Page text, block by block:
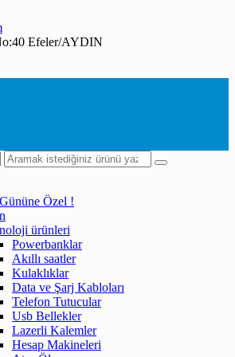
Efeler/AYDIN
Özel !
ürünleri
Powerbanklar
Akıllı saatler
Kulaklıklar
Data ve Şarj Kabloları
Telefon Tutucular
Usb Bellekler
Lazerli Kalemler
Hesap Makineleri